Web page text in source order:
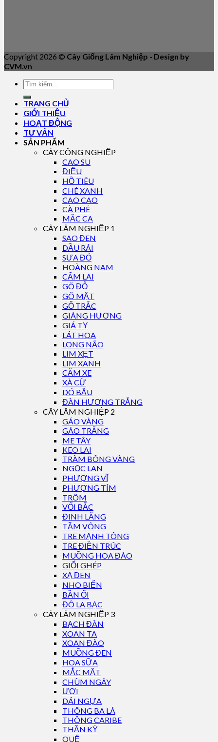
Copyright 2026 © Cây Giống Lâm Nghiệp - Design by
CVM.vn
TRANG CHỦ
GIỚI THIỆU
HOẠT ĐỘNG
TƯ VẤN
SẢN PHẨM
CÂY CÔNG NGHIỆP
CAO SU
ĐIỀU
HỒ TIÊU
CHÈ XANH
CAO CAO
CÀ PHÊ
MẮC CA
CÂY LÂM NGHIỆP 1
SAO ĐEN
DẦU RÁI
SƯA ĐỎ
HOÀNG NAM
CẨM LAI
GÕ ĐỎ
GÕ MẬT
GỖ TRẮC
GIÁNG HƯƠNG
GIÁ TỴ
LÁT HOA
LONG NÃO
LIM XẸT
LIM XANH
CĂM XE
XÀ CỪ
DÓ BẦU
ĐÀN HƯƠNG TRẮNG
CÂY LÂM NGHIỆP 2
GÁO VÀNG
GÁO TRẮNG
ME TÂY
KEO LAI
TRÀM BÔNG VÀNG
NGỌC LAN
PHƯỢNG VĨ
PHƯỢNG TÍM
TRÔM
VỐI BẮC
ĐINH LĂNG
TẦM VÔNG
TRE MẠNH TÔNG
TRE ĐIỀN TRÚC
MUỒNG HOA ĐÀO
GIỔI GHÉP
XẠ ĐEN
NHO BIỂN
BẦN ỔI
ĐÔ LA BẠC
CÂY LÂM NGHIỆP 3
BẠCH ĐÀN
XOAN TA
XOAN ĐÀO
MUỒNG ĐEN
HOA SỮA
MẮC MẬT
CHÙM NGÂY
ƯƠI
DÁI NGỰA
THÔNG BA LÁ
THÔNG CARIBE
THẦN KỲ
QUẾ